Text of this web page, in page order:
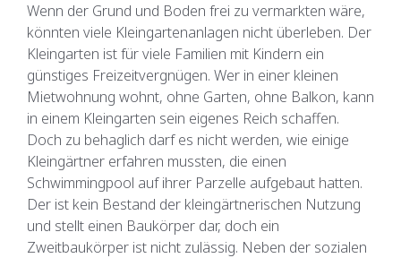
Wenn der Grund und Boden frei zu vermarkten wäre,
könnten viele Kleingartenanlagen nicht überleben. Der
Kleingarten ist für viele Familien mit Kindern ein
günstiges Freizeitvergnügen. Wer in einer kleinen
Mietwohnung wohnt, ohne Garten, ohne Balkon, kann
in einem Kleingarten sein eigenes Reich schaffen.
Doch zu behaglich darf es nicht werden, wie einige
Kleingärtner erfahren mussten, die einen
Schwimmingpool auf ihrer Parzelle aufgebaut hatten.
Der ist kein Bestand der kleingärtnerischen Nutzung
und stellt einen Baukörper dar, doch ein
Zweitbaukörper ist nicht zulässig. Neben der sozialen